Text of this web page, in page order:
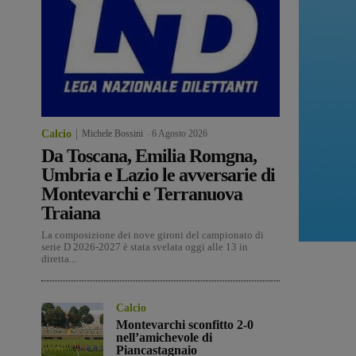
Calcio Michele Bossini 6 Agosto 2026
Da Toscana, Emilia Romgna,
Umbria e Lazio le avversarie di
Montevarchi e Terranuova
Traiana
La composizione dei nove gironi del campionato di
serie D 2026-2027 è stata svelata oggi alle 13 in
diretta...
Calcio
Montevarchi sconfitto 2-0
nell’amichevole di
Piancastagnaio